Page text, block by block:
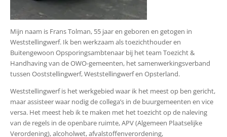
Mijn naam is Frans Tolman, 55 jaar en geboren en getogen in
Weststellingwerf. Ik ben werkzaam als toezichthouder en
Buitengewoon Opsporingsambtenaar bij het team Toezicht &
Handhaving van de OWO-gemeenten, het samenwerkingsverband
tussen Ooststellingwerf, Weststellingwerf en Opsterland.
Weststellingwerf is het werkgebied waar ik het meest op ben gericht,
maar assisteer waar nodig de collega’s in de buurgemeenten en vice
versa. Het meest heb ik te maken met het toezicht op de naleving
van de regels in de openbare ruimte, APV (Algemeen Plaatselijke
Verordening), alcoholwet, afvalstoffenverordening,